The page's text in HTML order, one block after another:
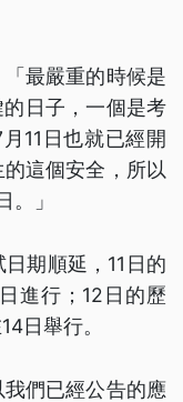
最嚴重的時候是
日子，一個是考
11日也就已經開
這個安全，所以
」
期順延，11日的
進行；12日的歷
日舉行。
們已經公告的應